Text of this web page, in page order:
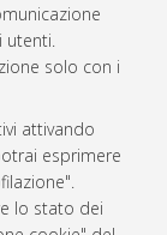
utenti.
solo con i
attivando
esprimere
lo stato dei